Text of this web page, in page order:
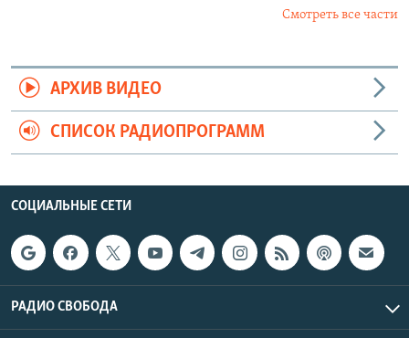
Смотреть все части
АРХИВ ВИДЕО
СПИСОК РАДИОПРОГРАММ
СОЦИАЛЬНЫЕ СЕТИ
РАДИО СВОБОДА